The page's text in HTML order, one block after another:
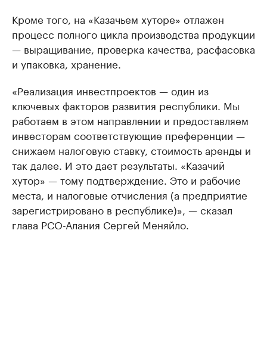
Кроме того, на «Казачьем хуторе» отлажен
процесс полного цикла производства продукции
— выращивание, проверка качества, расфасовка
и упаковка, хранение.
«Реализация инвестпроектов — один из
ключевых факторов развития республики. Мы
работаем в этом направлении и предоставляем
инвесторам соответствующие преференции —
снижаем налоговую ставку, стоимость аренды и
так далее. И это дает результаты. «Казачий
хутор» — тому подтверждение. Это и рабочие
места, и налоговые отчисления (а предприятие
зарегистрировано в республике)», — сказал
глава РСО-Алания Сергей Меняйло.